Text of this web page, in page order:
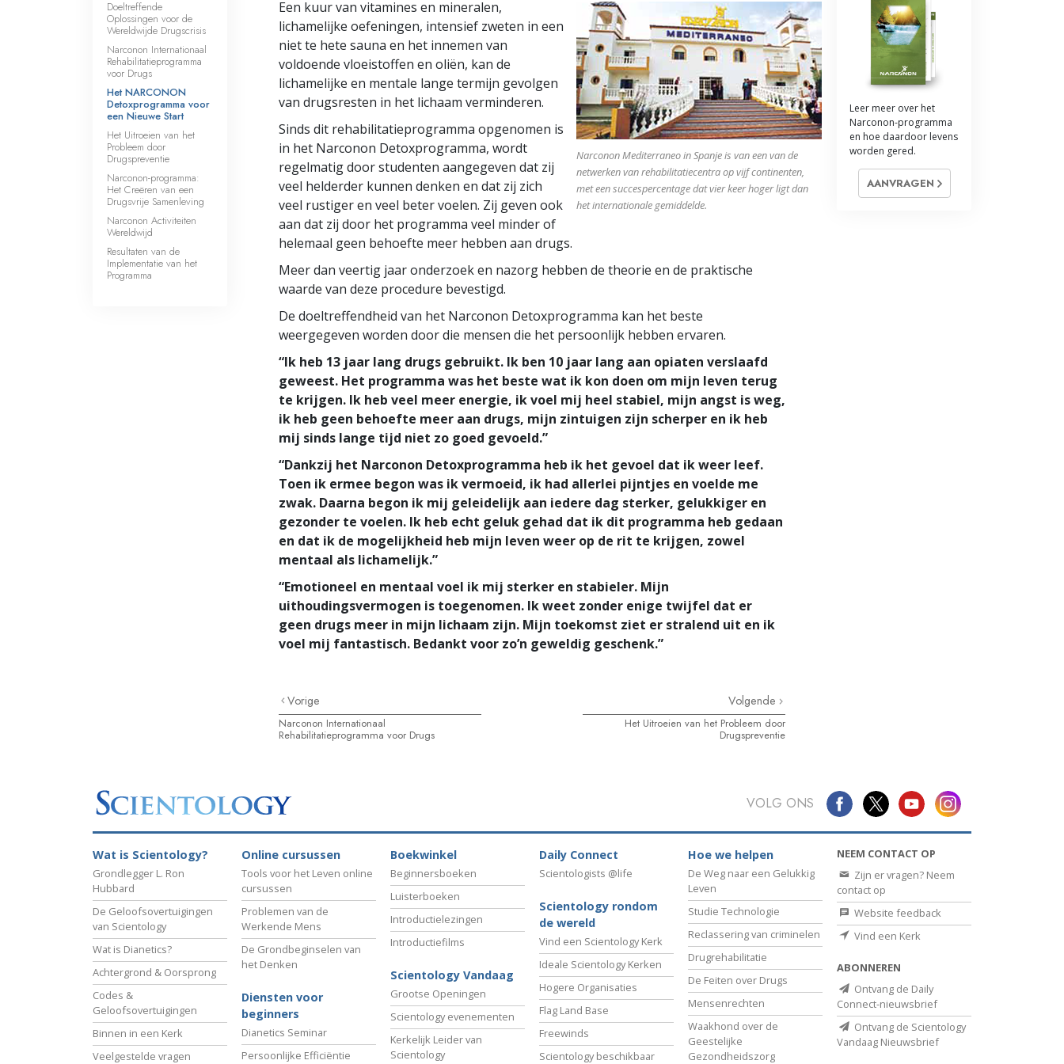
Wat is Grootheid?
Oplossingen voor het Drugsprobleem
Kinderen
Hulpmiddelen bij het Dagelijks Werk
Ethiek en de Condities
De Oorzaak van Onderdrukking
Feitenonderzoek
Narconon Mediterraneo in Spanje is van een van de
netwerken van rehabilitatiecentra op vijf continenten,
met een succespercentage dat vier keer hoger ligt dan
het internationale gemiddelde.
Een kuur van vitamines en mineralen,
lichamelijke oefeningen, intensief zweten in een
niet te hete sauna en het innemen van
voldoende vloeistoffen en oliën, kan de
lichamelijke en mentale lange termijn gevolgen
van drugsresten in het lichaam verminderen.
Sinds dit rehabilitatieprogramma opgenomen is
in het Narconon Detoxprogramma, wordt
regelmatig door studenten aangegeven dat zij
veel helderder kunnen denken en dat zij zich
veel rustiger en veel beter voelen. Zij geven ook
aan dat zij door het programma veel minder of
helemaal geen behoefte meer hebben aan drugs.
Meer dan veertig jaar onderzoek en nazorg hebben de theorie en de praktische
waarde van deze procedure bevestigd.
De doeltreffendheid van het Narconon Detoxprogramma kan het beste
weergegeven worden door die mensen die het persoonlijk hebben ervaren.
“Ik heb 13 jaar lang drugs gebruikt. Ik ben 10 jaar lang aan opiaten verslaafd
geweest. Het programma was het beste wat ik kon doen om mijn leven terug
te krijgen. Ik heb veel meer energie, ik voel mij heel stabiel, mijn angst is weg,
ik heb geen behoefte meer aan drugs, mijn zintuigen zijn scherper en ik heb
mij sinds lange tijd niet zo goed gevoeld.”
“Dankzij het Narconon Detoxprogramma heb ik het gevoel dat ik weer leef.
Toen ik ermee begon was ik vermoeid, ik had allerlei pijntjes en voelde me
zwak. Daarna begon ik mij geleidelijk aan iedere dag sterker, gelukkiger en
gezonder te voelen. Ik heb echt geluk gehad dat ik dit programma heb gedaan
en dat ik de mogelijkheid heb mijn leven weer op de rit te krijgen, zowel
mentaal als lichamelijk.”
“Emotioneel en mentaal voel ik mij sterker en stabieler. Mijn
uithoudingsvermogen is toegenomen. Ik weet zonder enige twijfel dat er
geen drugs meer in mijn lichaam zijn. Mijn toekomst ziet er stralend uit en ik
voel mij fantastisch. Bedankt voor zo’n geweldig geschenk.”
Vorige
Narconon Internationaal
Rehabilitatieprogramma voor Drugs
Volgende
Het Uitroeien van het Probleem door
Drugspreventie
Doeltreffende
Oplossingen voor de
Wereldwijde Drugscrisis
Narconon Internationaal
Rehabilitatieprogramma
voor Drugs
Het NARCONON
Detoxprogramma voor
een Nieuwe Start
Het Uitroeien van het
Probleem door
Drugspreventie
Narconon-programma:
Het Creëren van een
Drugsvrije Samenleving
Narconon Activiteiten
Wereldwijd
Resultaten van de
Implementatie van het
Programma
Leer meer over het
Narconon-programma
en hoe daardoor levens
worden gered.
AANVRAGEN
VOLG ONS
Wat is Scientology?
Grondlegger L. Ron
Hubbard
De Geloofsovertuigingen
van Scientology
Wat is Dianetics?
Achtergrond & Oorsprong
Codes &
Geloofsovertuigingen
Binnen in een Kerk
Veelgestelde vragen
Online cursussen
Tools voor het Leven online
cursussen
Problemen van de
Werkende Mens
De Grondbeginselen van
het Denken
Diensten voor
beginners
Dianetics Seminar
Persoonlijke Efficiëntie
Boekwinkel
Beginnersboeken
Luisterboeken
Introductielezingen
Introductiefilms
Scientology Vandaag
Grootse Openingen
Scientology evenementen
Kerkelijk Leider van
Scientology
Daily Connect
Scientologists @life
Scientology rondom
de wereld
Vind een Scientology Kerk
Ideale Scientology Kerken
Hogere Organisaties
Flag Land Base
Freewinds
Scientology beschikbaar
Hoe we helpen
De Weg naar een Gelukkig
Leven
Studie Technologie
Reclassering van criminelen
Drugrehabilitatie
De Feiten over Drugs
Mensenrechten
Waakhond over de
Geestelijke
Gezondheidszorg
NEEM CONTACT OP
Zijn er vragen? Neem
contact op
Website feedback
Vind een Kerk
ABONNEREN
Ontvang de Daily
Connect-nieuwsbrief
Ontvang de Scientology
Vandaag Nieuwsbrief